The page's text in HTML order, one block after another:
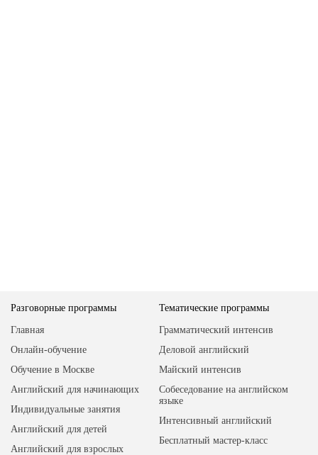
Разговорные программы
Главная
Онлайн-обучение
Обучение в Москве
Английский для начинающих
Индивидуальные занятия
Английский для детей
Английский для взрослых
Тематические программы
Грамматический интенсив
Деловой английский
Майский интенсив
Собеседование на английском
языке
Интенсивный английский
Бесплатный мастер-класс